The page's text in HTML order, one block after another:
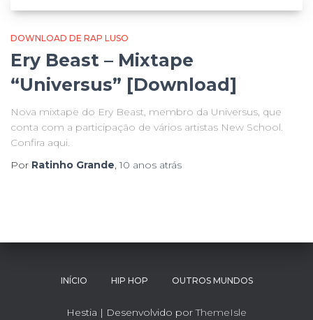
DOWNLOAD DE RAP LUSO
Ery Beast – Mixtape
“Universus” [Download]
Nova mixtape do Ery Beast, membro da Universus, que
conta com a participação de vários artistas New School.
Confira aqui.
Por Ratinho Grande,10 anos atrás
INÍCIO HIP HOP OUTROS MUNDOS
Hestia | Desenvolvido porThemeIsle